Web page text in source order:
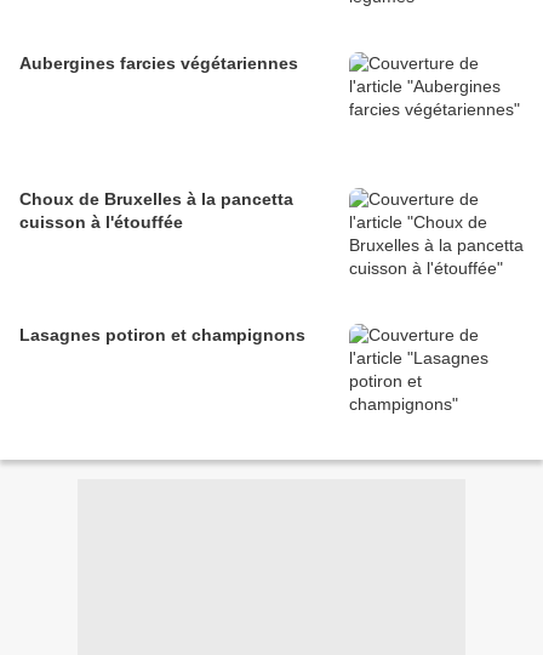
Aubergines farcies végétariennes
Choux de Bruxelles à la pancetta
cuisson à l'étouffée
Lasagnes potiron et champignons